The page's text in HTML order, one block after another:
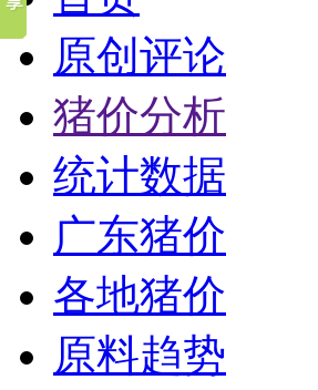
原创评论
猪价分析
统计数据
广东猪价
各地猪价
原料趋势